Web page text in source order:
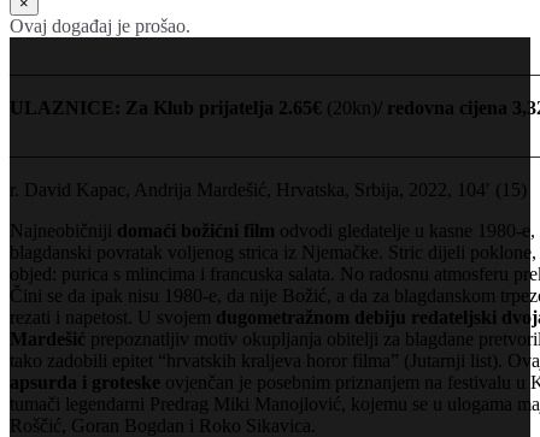
Ovaj događaj je prošao.
ULAZNICE: Za Klub prijatelja 2.65€ (20kn)/ redovna cijena
r. David Kapac, Andrija Mardešić, Hrvatska, Srbija, 2022, 104′ (15)
Najneobičniji domaći božićni film odvodi gledatelje u kasne 1980-
blagdanski povratak voljenog strica iz Njemačke. Stric dijeli
objed: purica s mlincima i francuska salata. No radosnu atmosferu
Čini se da ipak nisu 1980-e, da nije Božić, a da za blagdanskom
rezati i napetost. U svojem dugometražnom debiju redateljski
Mardešić prepoznatljiv motiv okupljanja obitelji za blagdane
tako zadobili epitet “hrvatskih kraljeva horor filma” (Jutarnji list).
apsurda i groteske ovjenčan je posebnim priznanjem na festivalu
tumači legendarni Predrag Miki Manojlović, kojemu se u ulogama
Roščić, Goran Bogdan i Roko Sikavica.